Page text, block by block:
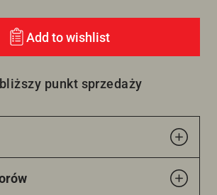
Add to wishlist
punkt sprzedaży